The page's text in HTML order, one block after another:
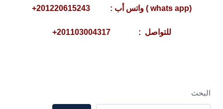
(whats app ) واتس أب : 201220615243+
للتواصل : 201103004317+
البحث